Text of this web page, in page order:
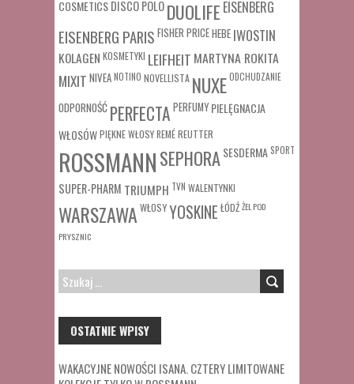
COSMETICSDISCO POLODUOLIFE EISENBERG
EISENBERG PARIS FISHER PRICEHEBE IWOSTIN
KOLAGEN KOSMETYKI LEIFHEIT MARTYNA ROKITA
MIXIT NIVEANOTINO NOVELLISTA NUXEODCHUDZANIE
ODPORNOŚĆ PERFECTA PERFUMY PIELĘGNACJA
WŁOSÓWPIĘKNE WŁOSYREMÉREUTTER
ROSSMANNSEPHORASESDERMA SPORT
SUPER-PHARM TRIUMPH TVN WALENTYNKI
WARSZAWA WŁOSYYOSKINE ŁÓDŹŻEL POD
PRYSZNIC
SZUKAJ:
OSTATNIE WPISY
WAKACYJNE NOWOŚCI ISANA. CZTERY LIMITOWANE